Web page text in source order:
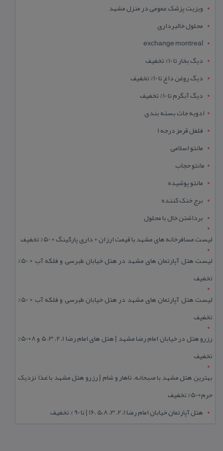
ویزیت پزشک عمومی در منزل مشهد
محلول خالبرداری
exchange montreal
دیگ بخار تا 10% تخفیف
دیگ روغن داغ تا 10% تخفیف
دیگ آبگرم تا 10% تخفیف
ادویه جات بسته بندی
فلفل قرمز درجه 1
مانتو اسلامی
مانتو حجاب
مانتو پوشیده
برج خنک کننده
برداشتن خال با محلول
لیست مسافرخانه های مشهد با قیمت ارزان + داری پارکینگ + 50% تخفیف
لیست هتل آپارتمان های مشهد در هتل خیابان طبرسی و فلکه آب + 50%
تخفیف
لیست هتل آپارتمان های مشهد در هتل خیابان طبرسی و فلکه آب + 50%
تخفیف
رزرو هتل در خیابان امام رضا مشهد | هتل‌ های امام رضا 1، 2، 3، 5 و 8+50%
تخفیف
بهترین هتل مشهد با صبحانه، ناهار و شام | رزرو هتل مشهد با غذا نزدیک
حرم+50% تخفیف
هتل آپارتمان خیابان امام رضا 1، 2، 3، 5،8 ،16 | تا 90 % تخفیف